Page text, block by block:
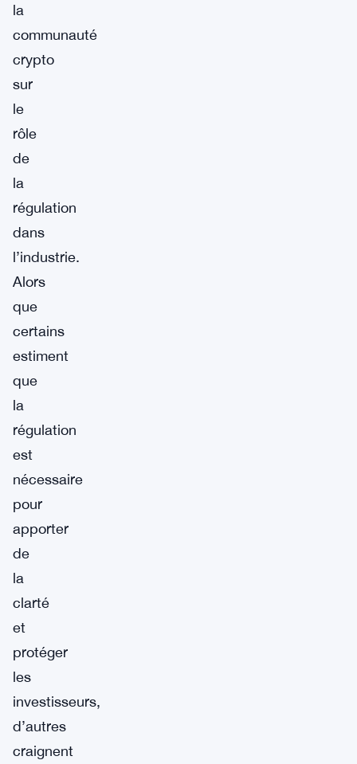
la
communauté
crypto
sur
le
rôle
de
la
régulation
dans
l’industrie.
Alors
que
certains
estiment
que
la
régulation
est
nécessaire
pour
apporter
de
la
clarté
et
protéger
les
investisseurs,
d’autres
craignent